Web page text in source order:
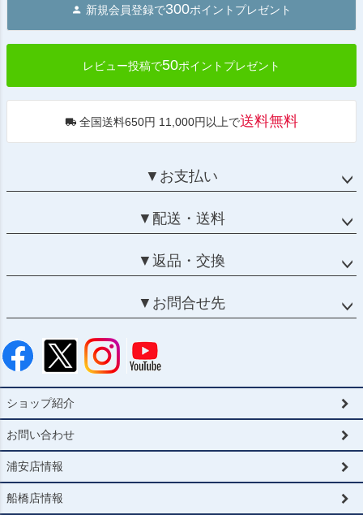
へ
新規会員登録で300ポイントプレゼント
レビュー投稿で50ポイントプレゼント
全国送料650円 11,000円以上で送料無料
▼お支払い
▼配送・送料
▼返品・交換
▼お問合せ先
ショップ紹介
お問い合わせ
浦安店情報
船橋店情報